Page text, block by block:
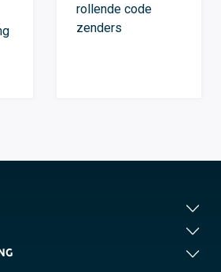
rollende code
zenders